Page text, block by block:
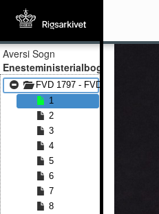
Aversi Sogn
Enesteministerialbog
FVD 1797 - FVD 1814
1
2
3
4
5
6
7
8